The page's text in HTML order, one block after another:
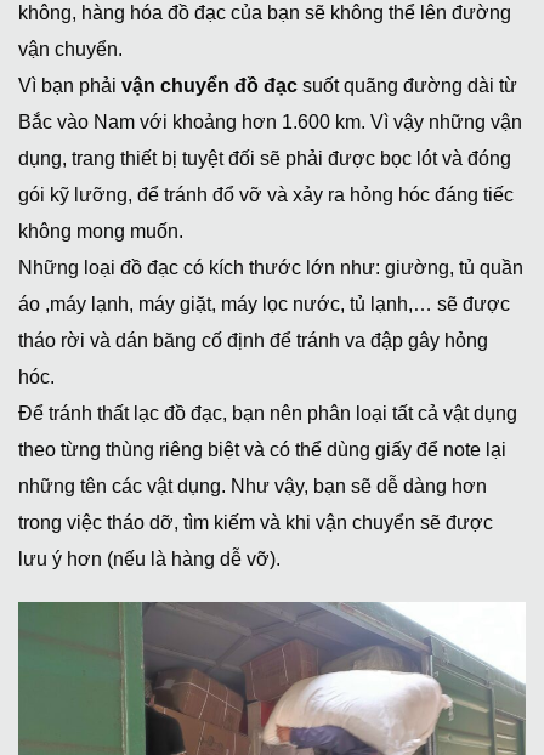
không, hàng hóa đồ đạc của bạn sẽ không thể lên đường
vận chuyển.
Vì bạn phải vận chuyển đồ đạc suốt quãng đường dài từ
Bắc vào Nam với khoảng hơn 1.600 km. Vì vậy những vận
dụng, trang thiết bị tuyệt đối sẽ phải được bọc lót và đóng
gói kỹ lưỡng, để tránh đổ vỡ và xảy ra hỏng hóc đáng tiếc
không mong muốn.
Những loại đồ đạc có kích thước lớn như: giường, tủ quần
áo ,máy lạnh, máy giặt, máy lọc nước, tủ lạnh,… sẽ được
tháo rời và dán băng cố định để tránh va đập gây hỏng
hóc.
Để tránh thất lạc đồ đạc, bạn nên phân loại tất cả vật dụng
theo từng thùng riêng biệt và có thể dùng giấy để note lại
những tên các vật dụng. Như vậy, bạn sẽ dễ dàng hơn
trong việc tháo dỡ, tìm kiếm và khi vận chuyển sẽ được
lưu ý hơn (nếu là hàng dễ vỡ).